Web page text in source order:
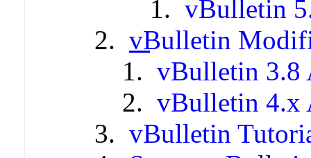
vBulletin
vBulletin
vBulletin 3.8
vBulletin 4.x
vBulletin